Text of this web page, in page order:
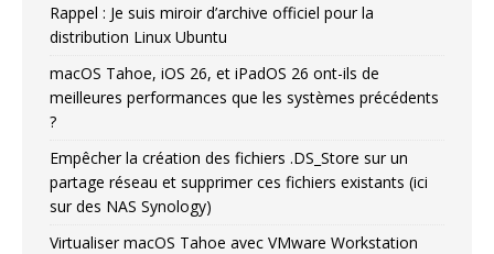
Rappel : Je suis miroir d’archive officiel pour la
distribution Linux Ubuntu
macOS Tahoe, iOS 26, et iPadOS 26 ont-ils de
meilleures performances que les systèmes précédents
?
Empêcher la création des fichiers .DS_Store sur un
partage réseau et supprimer ces fichiers existants (ici
sur des NAS Synology)
Virtualiser macOS Tahoe avec VMware Workstation